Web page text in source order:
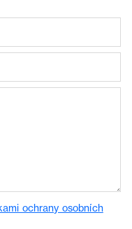
ochrany osobních